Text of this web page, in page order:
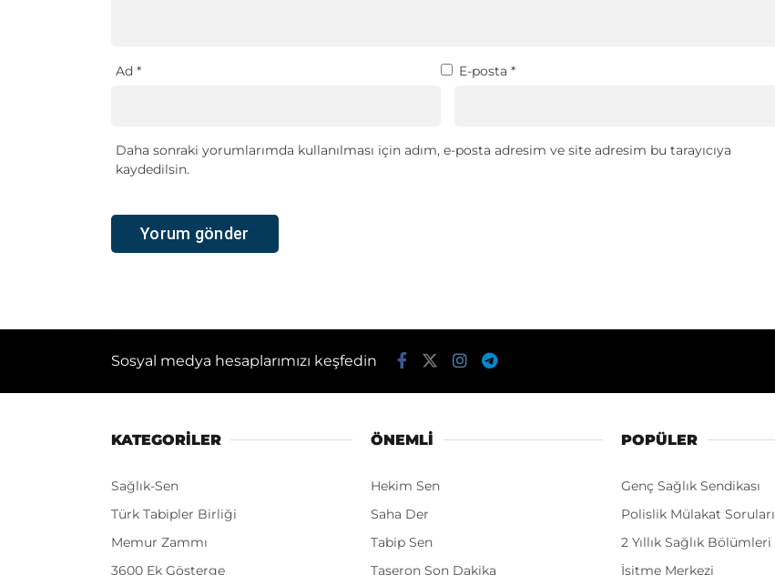
Ad * E-posta *
Daha sonraki yorumlarımda kullanılması için adım, e-posta adresim ve site adresim bu tarayıcıya
kaydedilsin.
Sosyal medya hesaplarımızı keşfedin
KATEGORİLER
Sağlık-Sen
Türk Tabipler Birliği
Memur Zammı
3600 Ek Gösterge
ÖNEMLI
Hekim Sen
Saha Der
Tabip Sen
Taşeron Son Dakika
POPÜLER
Genç Sağlık Sendikası
Polislik Mülakat Soruları
2 Yıllık Sağlık Bölümleri
İşitme Merkezi